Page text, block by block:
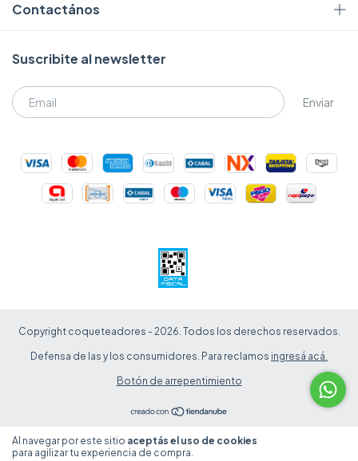
Al navegar por este sitio aceptás el uso de cookies
para agilizar tu experiencia de compra.
Contactános
Suscribite al newsletter
Copyright coqueteadores - 2026. Todos los derechos reservados.
Defensa de las y los consumidores. Para reclamos ingresá acá.
Botón de arrepentimiento